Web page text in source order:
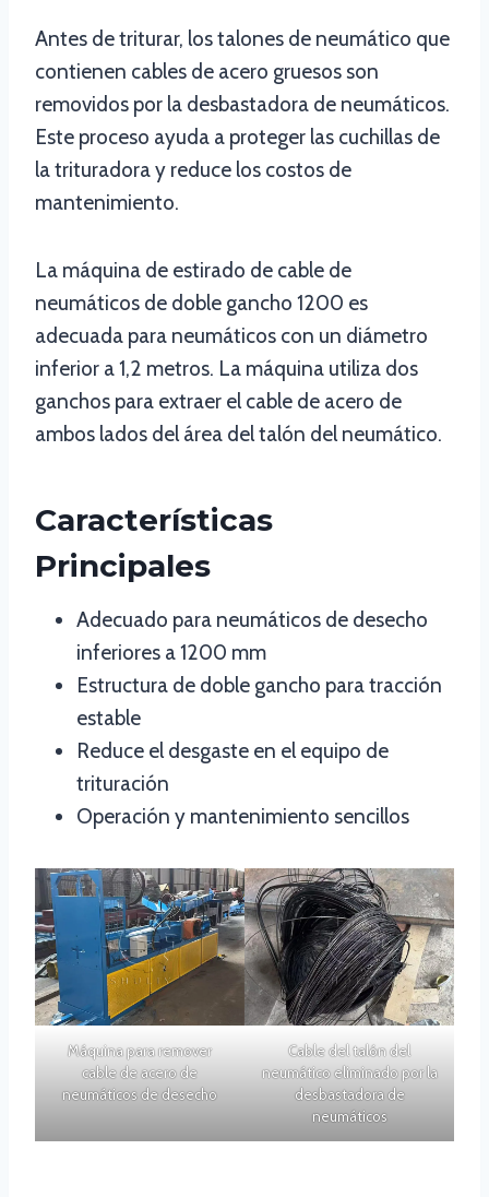
Antes de triturar, los talones de neumático que
contienen cables de acero gruesos son
removidos por la desbastadora de neumáticos.
Este proceso ayuda a proteger las cuchillas de
la trituradora y reduce los costos de
mantenimiento.
La máquina de estirado de cable de
neumáticos de doble gancho 1200 es
adecuada para neumáticos con un diámetro
inferior a 1,2 metros. La máquina utiliza dos
ganchos para extraer el cable de acero de
ambos lados del área del talón del neumático.
Características
Principales
Adecuado para neumáticos de desecho
inferiores a 1200 mm
Estructura de doble gancho para tracción
estable
Reduce el desgaste en el equipo de
trituración
Operación y mantenimiento sencillos
Máquina para remover
cable de acero de
neumáticos de desecho
Cable del talón del
neumático eliminado por la
desbastadora de
neumáticos